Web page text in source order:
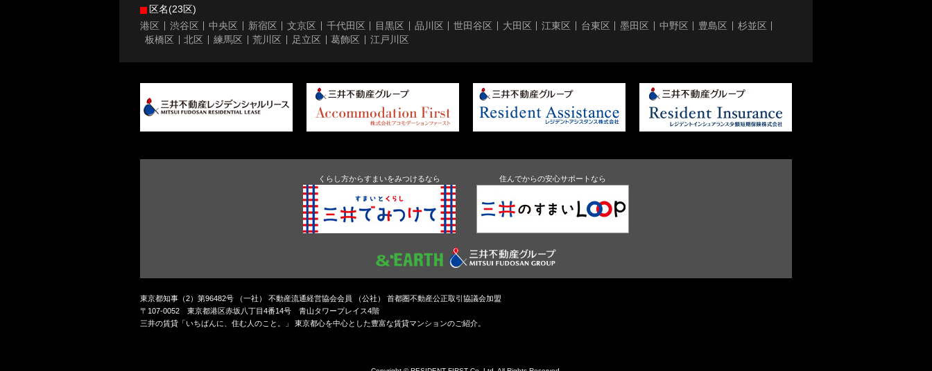
区名(23区)
港区
渋谷区 中央区 新宿区 文京区 千代田区 目黒区 品川区 世田谷区 大田区 江東区 台東区 墨田区 中野区 豊島区
杉並区
板橋区
北区 練馬区 荒川区 足立区 葛飾区 江戸川区
くらし方からすまいをみつけるなら 住んでからの安心サポートなら
東京都知事（2）第96482号 （一社） 不動産流通経営協会会員 （公社） 首都圏不動産公正取引協議会加盟
〒107-0052 東京都港区赤坂八丁目4番14号 青山タワープレイス4階
三井の賃貸「いちばんに、住む人のこと。」 東京都心を中心とした豊富な賃貸マンションのご紹介。